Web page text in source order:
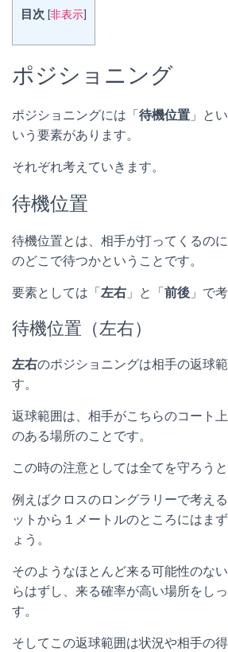
目次 [非表示]
ポジショニング
ポジショニングには「 待機位置 」と
いう要素があります。
それぞれ考えていきます。
待機位置
待機位置とは、相手が打ってくるの
のどこで待つかということです。
要素としては「 左右 」と「 前後 」で
待機位置（左右）
左右のポジショニングは相手の返球
す。
返球範囲は、相手がこちらのコート
のある場所のことです。
この時の注意としては全てを守ろうと
例えばクロスのロングラリーで考え
ットから１メートルのところにはま
ょう。
そのようなほとんど来る可能性のな
らはずし、来る確率が高い場所をし
す。
そしてこの返球範囲は状況や相手の